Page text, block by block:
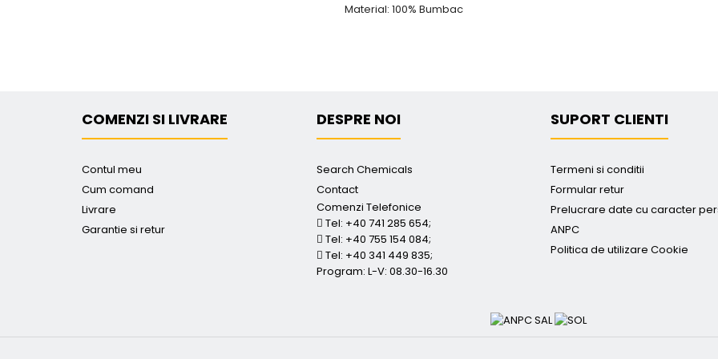
Material: 100% Bumbac
COMENZI SI LIVRARE
Contul meu
Cum comand
Livrare
Garantie si retur
DESPRE NOI
Search Chemicals
Contact
Comenzi Telefonice
Tel: +40 741 285 654;
Tel: +40 755 154 084;
Tel: +40 341 449 835;
Program: L-V: 08.30-16.30
SUPORT CLIENTI
Termeni si conditii
Formular retur
Prelucrare date cu caracter
ANPC
Politica de utilizare Cookie